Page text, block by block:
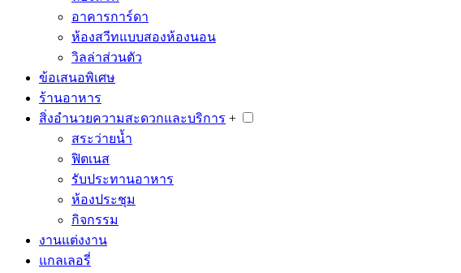
อาคารการ์ดา
ห้องสวีทแบบสองห้องนอน
วิลล่าส่วนตัว
ข้อเสนอพิเศษ
ร้านอาหาร
สิ่งอำนวยความสะดวกและบริการ +
สระว่ายน้ำ
ฟิตเนส
รับประทานอาหาร
ห้องประชุม
กิจกรรม
งานแต่งงาน
แกลเลอรี่